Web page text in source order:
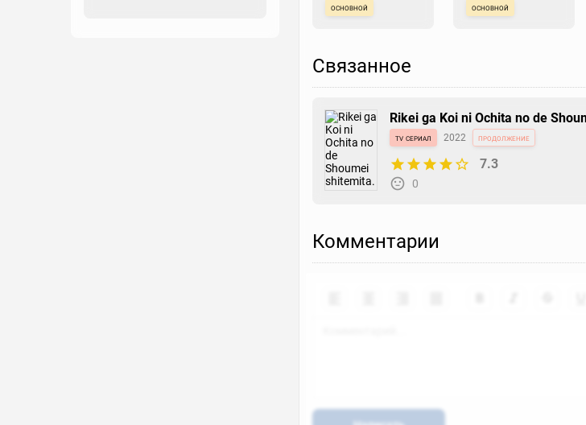
основной основной
Связанное
Rikei ga Koi ni Ochita no de
shitemita. Heart
tv сериал 2022 продолжение
7.3
0
Комментарии